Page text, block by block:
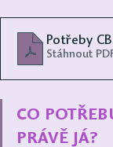
Potřeby CB
Stáhnout
CO
PRÁVĚ JÁ?